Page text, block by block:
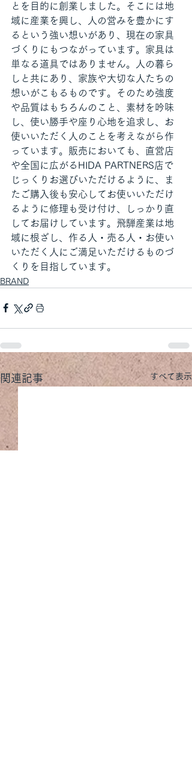
とを目的に創業しました。そこには地
域に産業を興し、人の営みを豊かにす
るという強い想いがあり、現在の家具
づくりにもつながっています。家具は
単なる道具ではありません。人の暮ら
しと共にあり、家族や大切な人たちの
想いがこもるものです。そのため強度
や品質はもちろんのこと、素材を吟味
し、使い勝手や座り心地を追求し、お
使いいただく人のことを考えながら作
っています。販売においても、直営店
や全国に広がるHIDA PARTNERS店で
じっくりお選びいただけるように、ま
たご購入後も安心してお使いいただけ
るように修理も受け付け、しっかり直
してお届けしています。飛騨産業は地
域に根ざし、作る人・売る人・お使い
いただく人にご満足いただけるものづ
くりを目指しています。
BRAND
関連記事 すべて表示